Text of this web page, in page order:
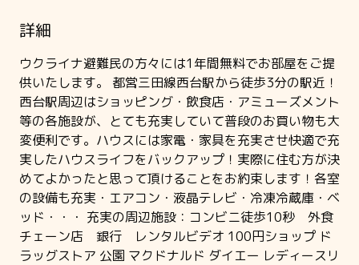
詳細
ウクライナ避難民の方々には1年間無料でお部屋をご提
供いたします。 都営三田線西台駅から徒歩3分の駅近！
西台駅周辺はショッピング・飲食店・アミューズメント
等の各施設が、とても充実していて普段のお買い物も大
変便利です。ハウスには家電・家具を充実させ快適で充
実したハウスライフをバックアップ！実際に住む方が決
めてよかったと思って頂けることをお約束します！各室
の設備も充実・エアコン・液晶テレビ・冷凍冷蔵庫・ベ
ッド・・・ 充実の周辺施設：コンビニ徒歩10秒 外食
チェーン店 銀行 レンタルビデオ 100円ショップ ド
ラッグストア 公園 マクドナルド ダイエー レディースリ